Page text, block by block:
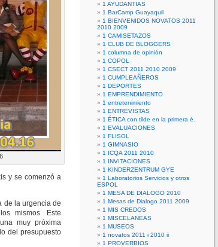
y se comenzó a
la urgencia de
mismos. Este
muy próxima
del presupuesto
1 AYUDANTIAS
1 BarCamp Guayaquil
1 BIENVENIDOS NOVATOS 2011
2010 2009
1 CAMISETAZOS
1 CLUB DE BLOGGERS
1 columna de opinión
1 COPOL
1 CSECT 2011 2010 2009
1 CUMPLEAÑEROS
1 DEPORTES
1 EMPRENDIMIENTO
1 entretenimiento
1 ENTREVISTAS
1 ÉTICA con tilde en la primera é.
1 EVALUACIONES
1 FLISOL
1 GIMNASIO
1 ICQA 2011 2010
1 INVITACIONES
1 KINDERZENTRUM GYE
1 Laboratorios Servicios y otros
ESPOL
1 MESA DE DIALOGO 2010
1 Mesas de Dialogo 2011 2009
1 MIS CREDOS
1 MISCELANEAS
1 MUSEOS
1 novatos 2011 i 2010 ii
1 PROVERBIOS